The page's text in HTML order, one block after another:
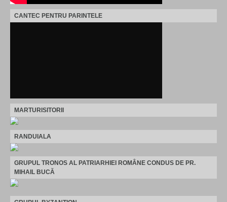
CANTEC PENTRU PARINTELE
MARTURISITORII
RANDUIALA
GRUPUL TRONOS AL PATRIARHIEI ROMÂNE CONDUS DE PR.
MIHAIL BUCĂ